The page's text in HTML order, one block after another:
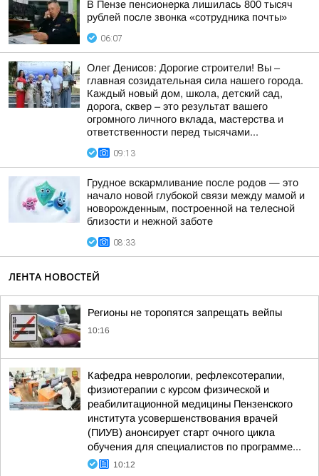
В Пензе пенсионерка лишилась 800 тысяч
рублей после звонка «сотрудника почты»
06:07
Олег Денисов: Дорогие строители! Вы –
главная созидательная сила нашего города.
Каждый новый дом, школа, детский сад,
дорога, сквер – это результат вашего
огромного личного вклада, мастерства и
ответственности перед тысячами...
09:13
Грудное вскармливание после родов — это
начало новой глубокой связи между мамой и
новорожденным, построенной на телесной
близости и нежной заботе
08:33
ЛЕНТА НОВОСТЕЙ
Регионы не торопятся запрещать вейпы
10:16
Кафедра неврологии, рефлексотерапии,
физиотерапии с курсом физической и
реабилитационной медицины Пензенского
института усовершенствования врачей
(ПИУВ) анонсирует старт очного цикла
обучения для специалистов по программе...
10:12